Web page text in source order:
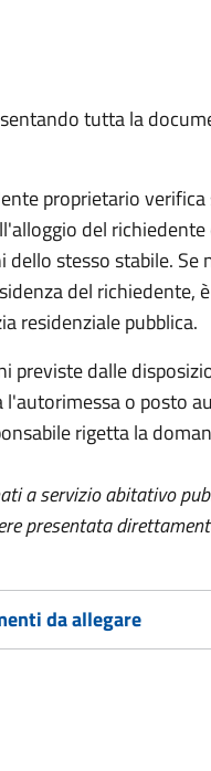
tutta la
proprietario
del
stesso stabile. Se
del richiedente,
residenziale pubblica.
previste dalle
l'autorimessa o posto
rigetta la
a servizio abitativo
presentata
da allegare